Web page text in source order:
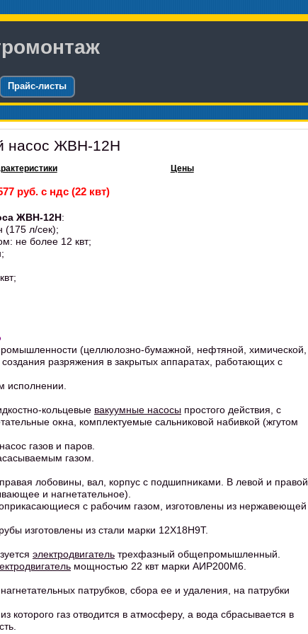
Прайс-листы
насос ЖВН-12Н
Цены
руб. с ндс (22 квт)
ЖВН-12Н:
(175 л/сек);
не более 12 квт;
(целлюлозно-бумажной, нефтяной, химической,
разряжения в закрытых аппаратах, работающих с
исполнении.
кольцевые вакуумные насосы простого действия, с
окна, комплектуемые сальниковой набивкой (жгутом
газов и паров.
газом.
лобовины, вал, корпус с подшипниками. В левой и правой
и нагнетательное).
с рабочим газом, изготовлены из нержавеющей
изготовлены из стали марки 12Х18Н9Т.
электродвигатель трехфазный общепромышленный.
мощностью 22 квт марки АИР200М6.
патрубков, сбора ее и удаления, на патрубки
которого газ отводится в атмосферу, а вода сбрасывается в